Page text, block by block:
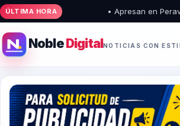
ÚLTIMA HORA • Apresan en
NobleDigitalNOTICIAS CON